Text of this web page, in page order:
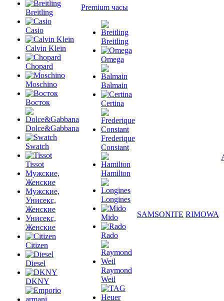
Breitling
Casio
Calvin Klein
Chopard
Moschino
Восток
Dolce&Gabbana
Swatch
Tissot
Мужские,
Женские
Мужские,
Унисекс,
Женские
Унисекс,
Женские
Citizen
Diesel
DKNY
Premium часы
Breitling
Omega
Balmain
Certina
Frederique
Constant
Hamilton
Longines
Mido
Rado
Raymond
Weil
SAMSONITE RIMOWA